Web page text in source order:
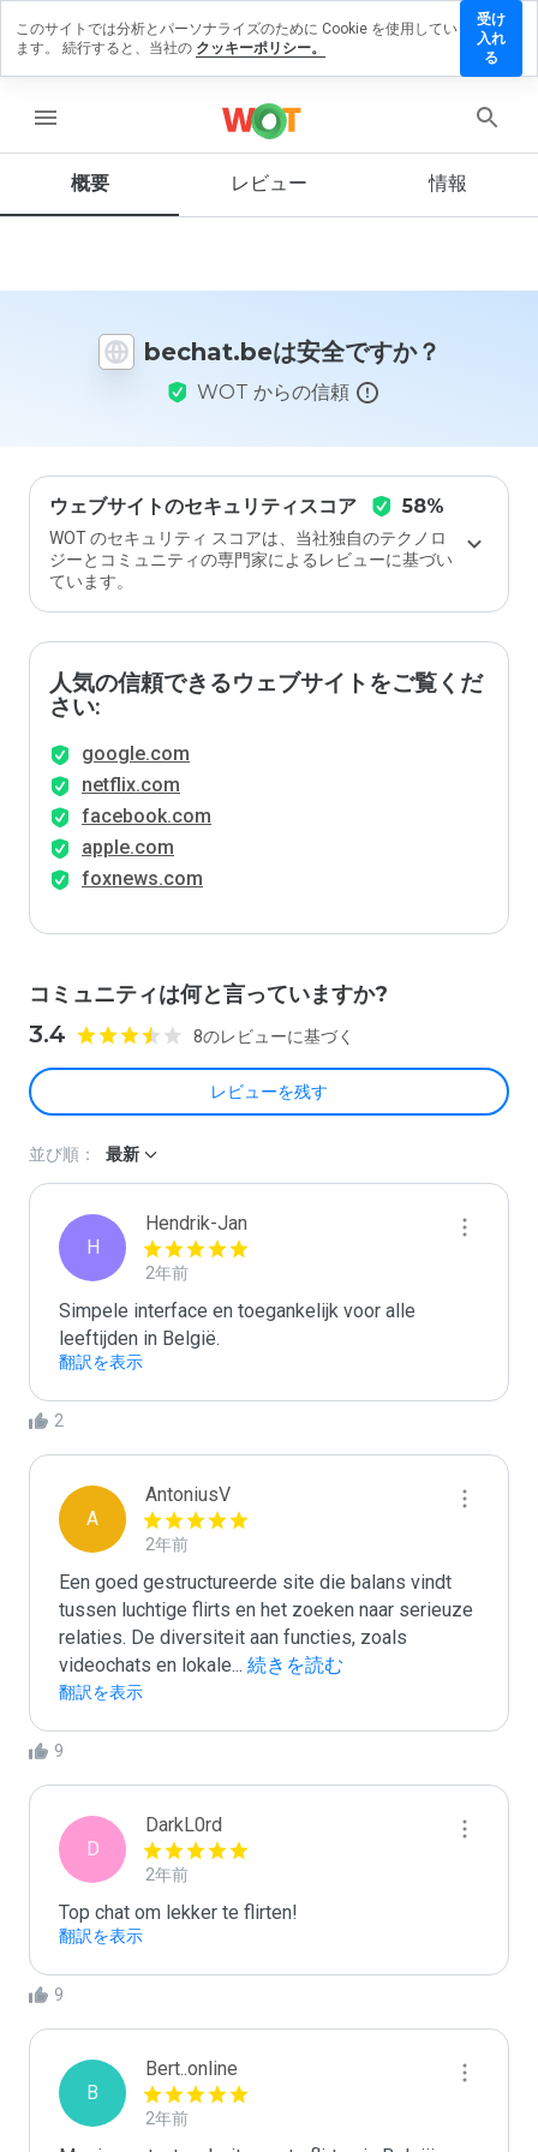
menu
概要 レビュー 情報
bechat.beは安全ですか？
WOT からの信頼
ウェブサイトのセキュリティスコア 58%
WOT のセキュリティ スコアは、当社独自のテクノロ
ジーとコミュニティの専門家によるレビューに基づい
ています。
人気の信頼できるウェブサイトをご覧くだ
さい:
google.com
netflix.com
facebook.com
apple.com
foxnews.com
コミュニティは何と言っていますか?
3.4 8のレビューに基づく
レビューを残す
ビュ
残す
この
イト
価し
ます
か？
並び順： 最新
H
Hendrik-Jan
2年前
Simpele interface en toegankelijk voor alle
leeftijden in België.
翻訳を表示
2
A
AntoniusV
2年前
Een goed gestructureerde site die balans vindt
tussen luchtige flirts en het zoeken naar serieuze
relaties. De diversiteit aan functies, zoals
videochats en lokale... 続きを読む
翻訳を表示
9
D
DarkL0rd
2年前
Top chat om lekker te flirten!
翻訳を表示
9
B
Bert..online
2年前
このサイトでは分析とパーソナライズのために Cookie を使用してい
ます。 続行すると、当社の クッキーポリシー。
受け
入れ
る